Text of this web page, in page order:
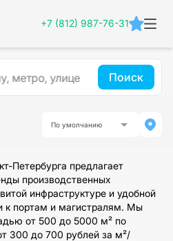
+7 (812) 987-76-31
Поиск
По умолчанию
Петербурга предлагает
производственных
инфраструктуре и удобной
к портам и магистралям. Мы
от 500 до 5000 м² по
300 до 700 рублей за м²/